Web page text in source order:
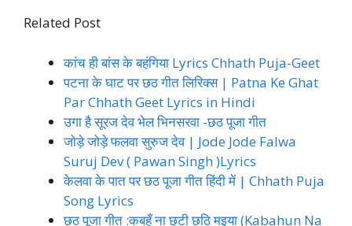
Related Post
कांच ही बांस के बहंगिया Lyrics Chhath Puja-Geet
पटना के घाट पर छठ गीत लिरिक्स | Patna Ke Ghat
Par Chhath Geet Lyrics in Hindi
उगा है सूरज देव भेल भिनसरवा -छठ पूजा गीत
जोड़े जोड़े फलवा सुरुज देव | Jode Jode Falwa
Suruj Dev ( Pawan Singh )Lyrics
केलवा के पात पर छठ पूजा गीत हिंदी में | Chhath Puja
Song Lyrics
छठ पूजा गीत :कबहुँ ना छूटी छठि मइया (Kabahun Na